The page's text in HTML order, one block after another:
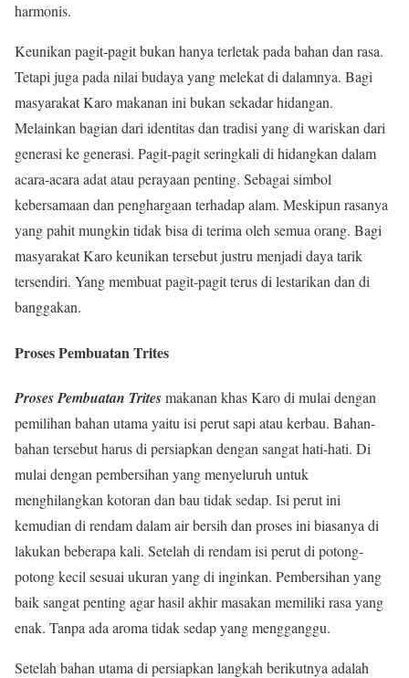
harmonis.
Keunikan pagit-pagit bukan hanya terletak pada bahan dan rasa.
Tetapi juga pada nilai budaya yang melekat di dalamnya. Bagi
masyarakat Karo makanan ini bukan sekadar hidangan.
Melainkan bagian dari identitas dan tradisi yang di wariskan dari
generasi ke generasi. Pagit-pagit seringkali di hidangkan dalam
acara-acara adat atau perayaan penting. Sebagai simbol
kebersamaan dan penghargaan terhadap alam. Meskipun rasanya
yang pahit mungkin tidak bisa di terima oleh semua orang. Bagi
masyarakat Karo keunikan tersebut justru menjadi daya tarik
tersendiri. Yang membuat pagit-pagit terus di lestarikan dan di
banggakan.
Proses Pembuatan Trites
Proses Pembuatan Tritesmakanan khas Karo di mulai dengan
pemilihan bahan utama yaitu isi perut sapi atau kerbau. Bahan-
bahan tersebut harus di persiapkan dengan sangat hati-hati. Di
mulai dengan pembersihan yang menyeluruh untuk
menghilangkan kotoran dan bau tidak sedap. Isi perut ini
kemudian di rendam dalam air bersih dan proses ini biasanya di
lakukan beberapa kali. Setelah di rendam isi perut di potong-
potong kecil sesuai ukuran yang di inginkan. Pembersihan yang
baik sangat penting agar hasil akhir masakan memiliki rasa yang
enak. Tanpa ada aroma tidak sedap yang mengganggu.
Setelah bahan utama di persiapkan langkah berikutnya adalah